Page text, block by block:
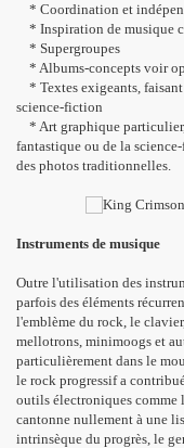
* Coordination et
* Inspiration de musique
* Supergroupes
* Albums-concepts voir
* Textes exigeants,
science-fiction
* Art graphique
fantastique ou de la
des photos traditionnelles.
Instruments de musique
Outre l'utilisation des
parfois des éléments
l'emblème du rock, le
mellotrons, minimoogs et
particulièrement dans le
le rock progressif a
outils électroniques comme
cantonne nullement à une
intrinsèque du progrès, le